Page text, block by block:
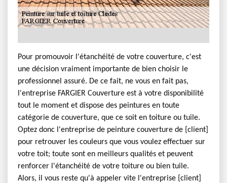
Pour promouvoir l'étanchéité de votre couverture, c'est
une décision vraiment importante de bien choisir le
professionnel assuré. De ce fait, ne vous en fait pas,
l'entreprise FARGIER Couverture est à votre disponibilité
tout le moment et dispose des peintures en toute
catégorie de couverture, que ce soit en toiture ou tuile.
Optez donc l'entreprise de peinture couverture de {client]
pour retrouver les couleurs que vous voulez effectuer sur
votre toit; toute sont en meilleurs qualités et peuvent
renforcer l'étanchéité de votre toiture ou bien tuile.
Alors, il vous reste qu'à appeler vite l'entreprise {client]